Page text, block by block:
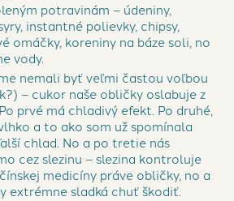
potravinám – údeniny,
instantné polievky, chipsy,
omáčky, koreniny na báze soli, no
vody.
nemali byť veľmi častou voľbou
– cukor naše obličky oslabuje z
prvé má chladivý efekt. Po druhé,
a to ako som už spomínala
chlad. No a po tretie nás
cez slezinu – slezina kontroluje
medicíny práve obličky, no a
extrémne sladká chuť škodiť.